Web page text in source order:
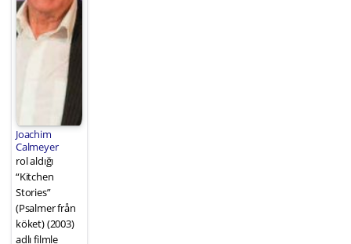
Joachim
Calmeyer
rol aldığı
“Kitchen
Stories”
(Psalmer från
köket) (2003)
adlı filmle